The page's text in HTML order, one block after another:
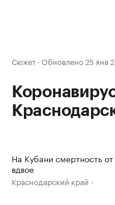
Сюжет · Обновлено 25 янв
На Кубани смертность
вдвое
Краснодарский край